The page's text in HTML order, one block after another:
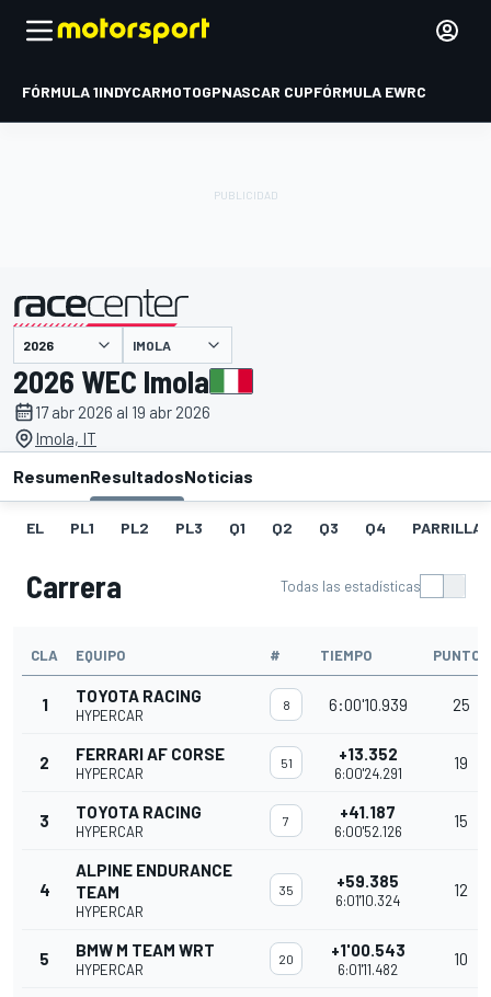
FÓRMULA 1INDYCARMOTOGPNASCAR CUPFÓRMULA EWRC
presentado por IMOLA
2026 WEC Imola
17 abr 2026 al 19 abr 2026
Imola, IT
ResumenResultadosNoticias
EL PL1 PL2 PL3 Q1 Q2 Q3 Q4 PARRILLA
Carrera Todas las estadísticas
CLA EQUIPO # TIEMPO PUNTOS
1 TOYOTA RACING
HYPERCAR
8 6:00'10.939 25
2 FERRARI AF CORSE
HYPERCAR
51 +13.352
6:00'24.291
19
3 TOYOTA RACING
HYPERCAR
7 +41.187
6:00'52.126
15
4
ALPINE ENDURANCE
TEAM
HYPERCAR
35 +59.385
6:01'10.324
12
5 BMW M TEAM WRT
HYPERCAR
20 +1'00.543
6:01'11.482
10